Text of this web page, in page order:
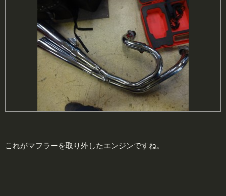
これがマフラーを取り外したエンジンですね。